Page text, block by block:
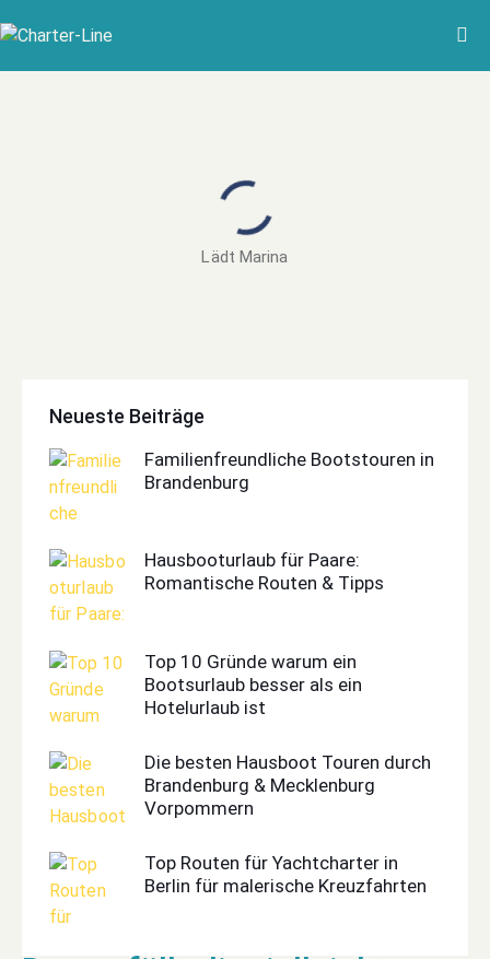
Lädt Marina
Neueste Beiträge
Familienfreundliche Bootstouren in
Brandenburg
Hausbooturlaub für Paare:
Romantische Routen & Tipps
Top 10 Gründe warum ein
Bootsurlaub besser als ein
Hotelurlaub ist
Die besten Hausboot Touren durch
Brandenburg & Mecklenburg
Vorpommern
Top Routen für Yachtcharter in
Berlin für malerische Kreuzfahrten